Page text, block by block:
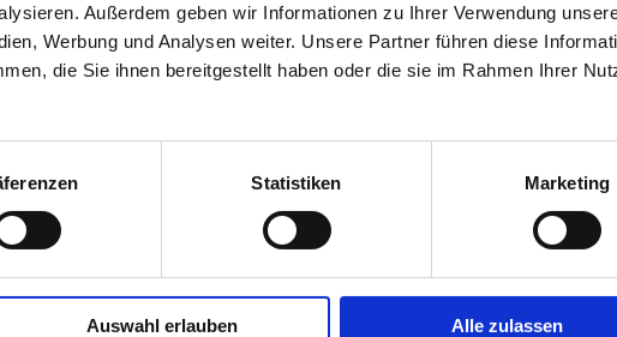
Außerdem geben wir Informationen zu Ihrer Verwendung
Werbung und Analysen weiter. Unsere Partner führen diese
die Sie ihnen bereitgestellt haben oder die sie im Rahmen Ihrer
Statistiken Marketing
Auswahl erlauben Alle zulassen